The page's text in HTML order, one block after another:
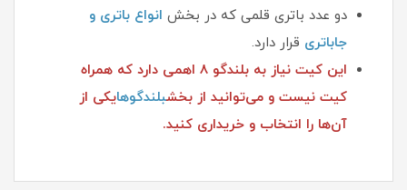
دو عدد باتری قلمی که در بخش انواع باتری و
جاباتری قرار دارد.
این کیت نیاز به بلندگو 8 اهمی دارد که همراه
کیت نیست و می‌توانید از بخشبلندگوهایکی از
آن‌ها را انتخاب و خریداری کنید.